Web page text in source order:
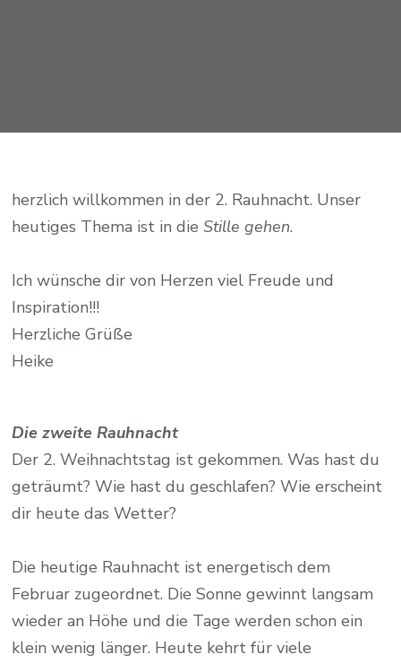
herzlich willkommen in der 2. Rauhnacht. Unser
heutiges Thema ist in dieStille gehen.
Ich wünsche dir von Herzen viel Freude und
Inspiration!!!
Herzliche Grüße
Heike
Die zweite Rauhnacht
Der 2. Weihnachtstag ist gekommen. Was hast du
geträumt? Wie hast du geschlafen? Wie erscheint
dir heute das Wetter?
Die heutige Rauhnacht ist energetisch dem
Februar zugeordnet. Die Sonne gewinnt langsam
wieder an Höhe und die Tage werden schon ein
klein wenig länger. Heute kehrt für viele